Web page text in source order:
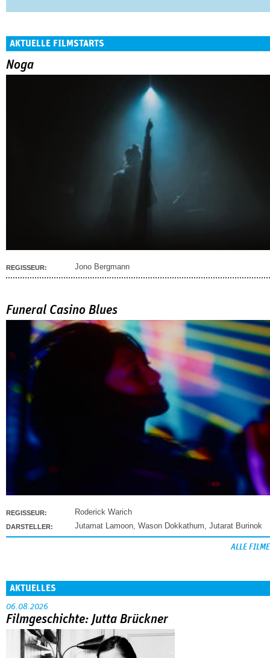
AKTUELLE FILMSTARTS
Noga
REGISSEUR: Jono Bergmann
Funeral Casino Blues
REGISSEUR: Roderick Warich
DARSTELLER: Jutamat Lamoon, Wason Dokkathum, Jutarat Burinok
ALLE FILME
AKTUELLES
06.08.2026
Filmgeschichte: Jutta Brückner